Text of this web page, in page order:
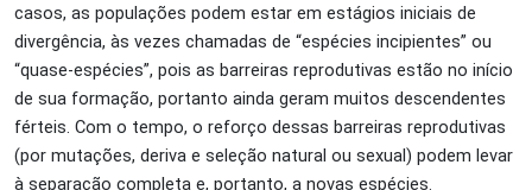
casos, as populações podem estar em estágios iniciais de
divergência, às vezes chamadas de “espécies incipientes” ou
“quase-espécies”, pois as barreiras reprodutivas estão no início
de sua formação, portanto ainda geram muitos descendentes
férteis. Com o tempo, o reforço dessas barreiras reprodutivas
(por mutações, deriva e seleção natural ou sexual) podem levar
à separação completa e, portanto, a novas espécies.